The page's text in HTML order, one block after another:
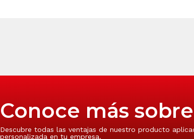
Conoce más
Descubre todas las ventajas de nuestro producto
personalizada en tu empresa.